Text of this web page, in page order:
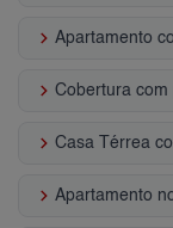
keyboard_arrow_right
keyboard_arrow_right
keyboard_arrow_right
keyboard_arrow_right